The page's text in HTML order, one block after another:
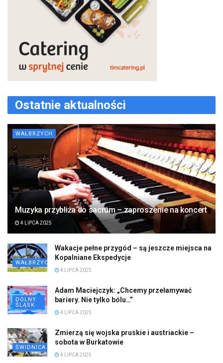
Ostatnie aktualności
WAŁBRZYCH
Muzyka przybliża do sacrum – zaproszenie na koncert
4 LIPCA 2025
WAŁBRZYCH
Wakacje pełne przygód – są jeszcze miejsca na
Kopalniane Ekspedycje
4 LIPCA 2025
DOLNY
ŚLĄSK
Adam Maciejczyk: „Chcemy przełamywać
bariery. Nie tylko bólu…”
4 LIPCA 2025
ŚWIDNICA
Zmierzą się wojska pruskie i austriackie –
sobota w Burkatowie
4 LIPCA 2025